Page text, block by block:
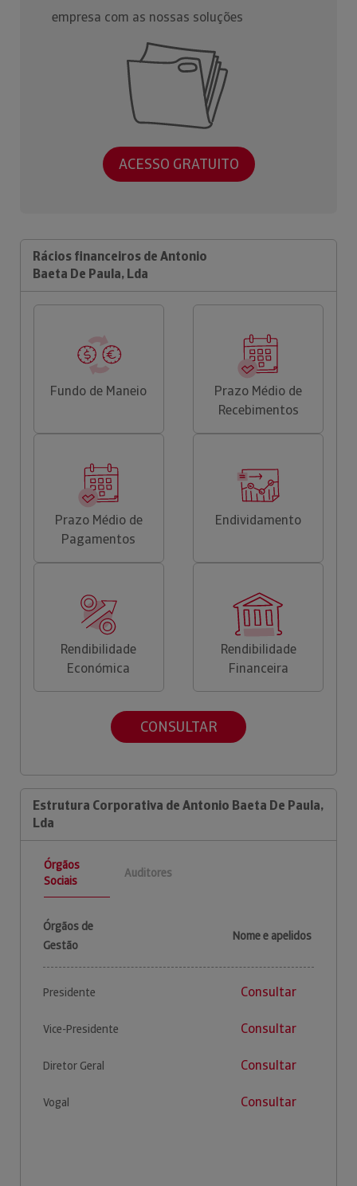
empresa com as nossas soluções
ACESSO GRATUITO
Rácios financeiros de Antonio
Baeta De Paula, Lda
Fundo de Maneio
Prazo Médio de
Recebimentos
Prazo Médio de
Pagamentos
Endividamento
Rendibilidade
Económica
Rendibilidade
Financeira
CONSULTAR
Estrutura Corporativa de Antonio Baeta De Paula,
Lda
Órgãos
Sociais
Auditores
Órgãos de
Gestão
Nome e apelidos
Presidente Consultar
Vice-Presidente Consultar
Diretor Geral Consultar
Vogal Consultar